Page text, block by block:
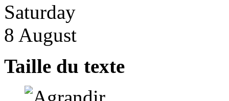
Saturday
8 August
Taille du texte